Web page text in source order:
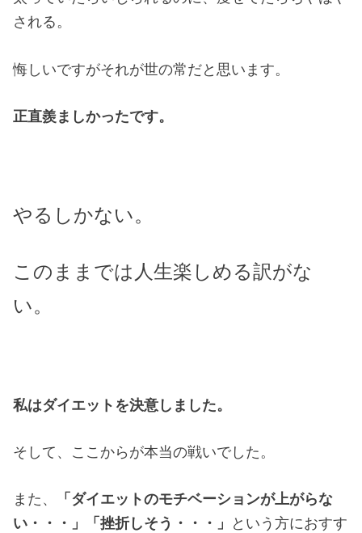
される。
悔しいですがそれが世の常だと思います。
正直羨ましかったです。
やるしかない。
このままでは人生楽しめる訳がな
い。
私はダイエットを決意しました。
そして、ここからが本当の戦いでした。
また、
「ダイエットのモチベーションが上がらな
い・・・」「挫折しそう・・・」
という方におすす